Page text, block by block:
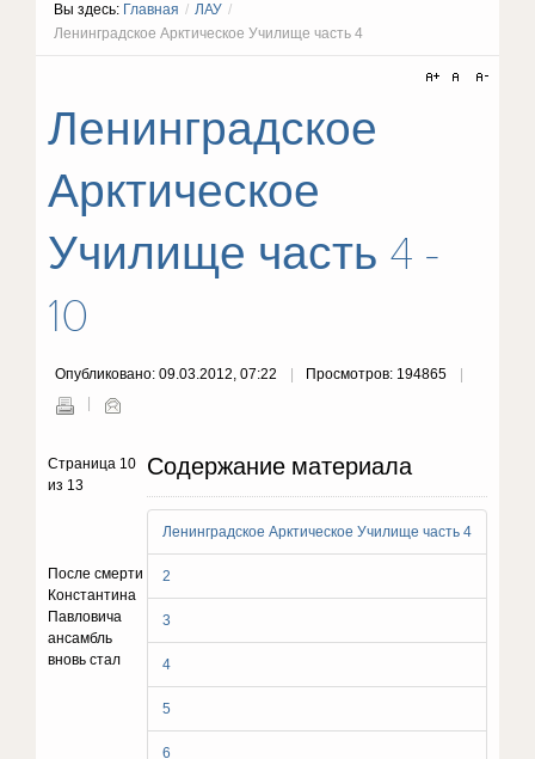
Вы здесь: Главная / ЛАУ /
Ленинградское Арктическое Училище часть 4
Ленинградское
Арктическое
Училище часть 4 -
10
Опубликовано: 09.03.2012, 07:22 Просмотров: 194865
Содержание материала
Ленинградское Арктическое Училище часть 4
2
3
4
5
6
Страница 10
из 13
После смерти
Константина
Павловича
aнсамбль
вновь стал